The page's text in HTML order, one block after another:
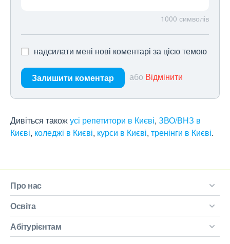
1000 символів
надсилати мені нові коментарі за цією темою
Залишити коментар або Відмінити
Дивіться такожусі репетитори в Києві, ЗВО/ВНЗ в
Києві, коледжі в Києві, курси в Києві, тренінги в Києві.
Про нас
Освіта
Абітурієнтам